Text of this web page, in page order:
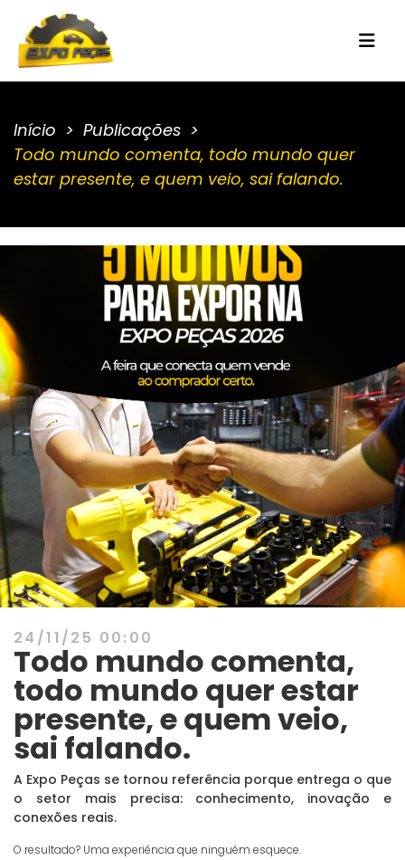
Início
Publicações
Todo mundo comenta, todo mundo quer
estar presente, e quem veio, sai falando.
24/11/25 00:00
Todo mundo comenta,
todo mundo quer estar
presente, e quem veio,
sai falando.
A Expo Peças se tornou referência porque entrega o que
o setor mais precisa: conhecimento, inovação e
conexões reais.
O resultado? Uma experiência que ninguém esquece.